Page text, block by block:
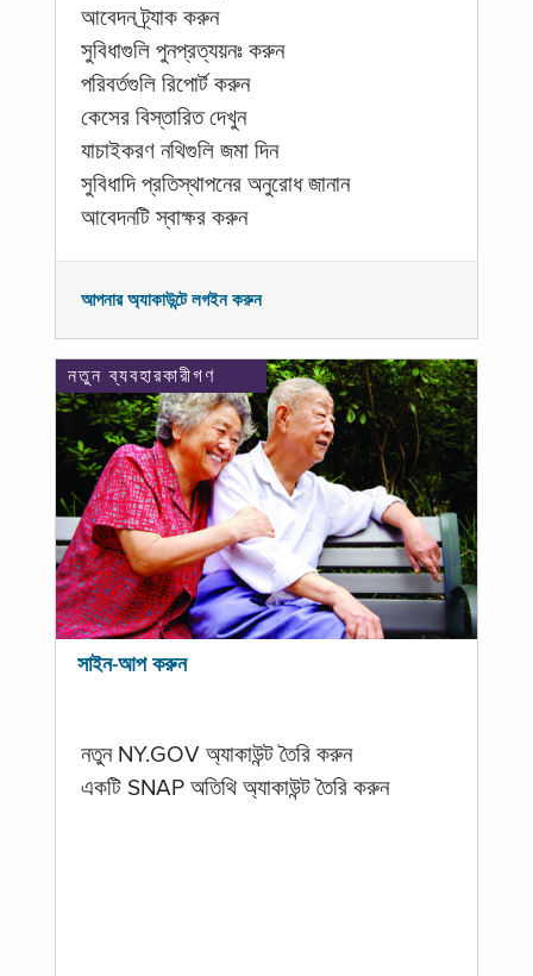
আবেদন ট্র্যাক করুন
সুবিধাগুলি পুনপ্রত্যয়নঃ করুন
পরিবর্তগুলি রিপোর্ট করুন
কেসের বিস্তারিত দেখুন
যাচাইকরণ নথিগুলি জমা দিন
সুবিধাদি প্রতিস্থাপনের অনুরোধ জানান
আবেদনটি স্বাক্ষর করুন
আপনার অ্যাকাউন্টে লগইন করুন
নতুন ব্যবহারকারীগণ
সাইন-আপ করুন
নতুন NY.GOV অ্যাকাউন্ট তৈরি করুন
একটি SNAP অতিথি অ্যাকাউন্ট তৈরি করুন